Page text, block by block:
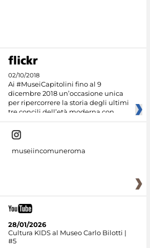
02/10/2018
Ai #MuseiCapitolini fino al 9
dicembre 2018 un’occasione unica
per ripercorrere la storia degli ultimi
tre concili dell’età moderna con
museiincomuneroma
28/01/2026
Cultura KIDS al Museo Carlo Bilotti |
#5